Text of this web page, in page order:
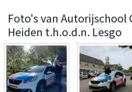
Foto's van Autorijschool
Heiden t.h.o.d.n. Lesgo